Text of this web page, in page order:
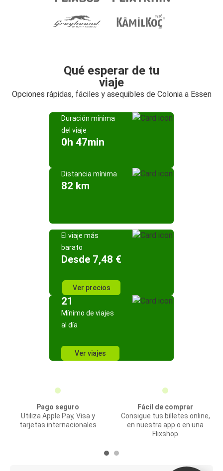
Qué esperar de tu
viaje
Opciones rápidas, fáciles y asequibles de Colonia a Essen
Duración mínima
del viaje
0h 47min
Distancia mínima
82 km
El viaje más
barato
Desde 7,48 €
Ver precios
21
Mínimo de viajes
al día
Ver viajes
Pago seguro
Utiliza Apple Pay, Visa y
tarjetas internacionales
Fácil de comprar
Consigue tus billetes online,
en nuestra app o en una
Flixshop